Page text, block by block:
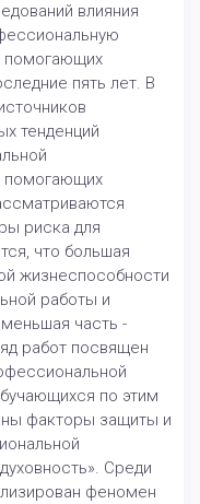
влияния
помогающих
пять лет. В
тенденций
помогающих
риска для
что большая
жизнеспособности
работы и
часть -
работ посвящен
по этим
факторы защиты и
Среди
феномен